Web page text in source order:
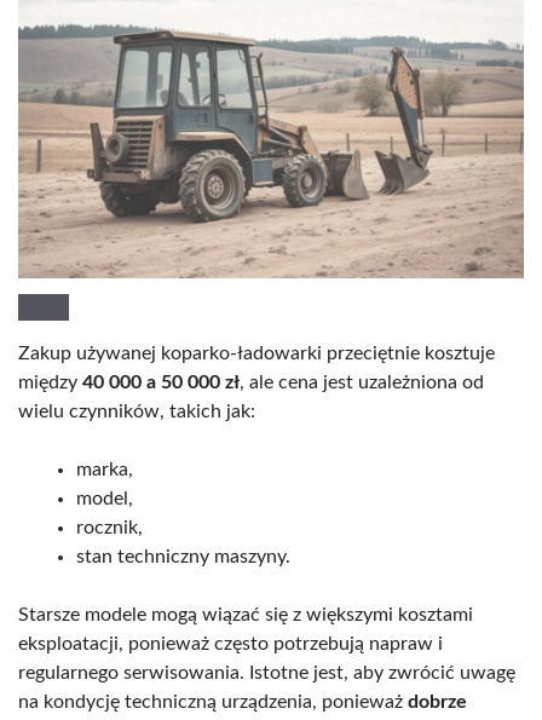
Zakup używanej koparko-ładowarki przeciętnie kosztuje
między 40 000 a 50 000 zł, ale cena jest uzależniona od
wielu czynników, takich jak:
marka,
model,
rocznik,
stan techniczny maszyny.
Starsze modele mogą wiązać się z większymi kosztami
eksploatacji, ponieważ często potrzebują napraw i
regularnego serwisowania. Istotne jest, aby zwrócić uwagę
na kondycję techniczną urządzenia, ponieważ dobrze